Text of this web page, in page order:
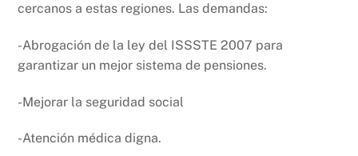
cercanos a estas regiones. Las demandas:
-Abrogación de la ley del ISSSTE 2007 para
garantizar un mejor sistema de pensiones.
-Mejorar la seguridad social
-Atención médica digna.